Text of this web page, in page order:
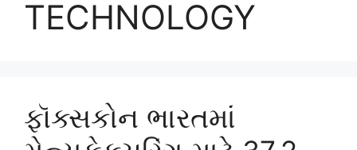
TECHNOLOGY
ફૉક્સકોન ભારતમાં